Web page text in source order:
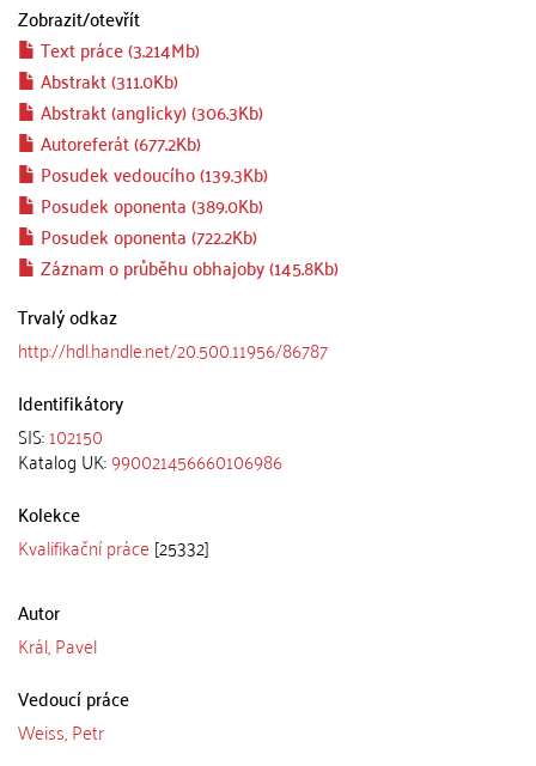
Zobrazit/otevřít
Text práce (3.214Mb)
Abstrakt (311.0Kb)
Abstrakt (anglicky) (306.3Kb)
Autoreferát (677.2Kb)
Posudek vedoucího (139.3Kb)
Posudek oponenta (389.0Kb)
Posudek oponenta (722.2Kb)
Záznam o průběhu obhajoby (145.8Kb)
Trvalý odkaz
http://hdl.handle.net/20.500.11956/86787
Identifikátory
SIS:102150
Katalog UK:990021456660106986
Kolekce
Kvalifikační práce [25332]
Autor
Král, Pavel
Vedoucí práce
Weiss, Petr